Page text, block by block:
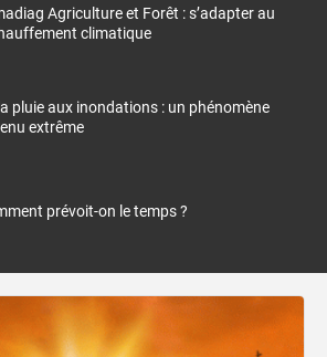
Agriculture et Forêt : s’adapter au
climatique
pluie aux inondations : un phénomène
extrême
prévoit-on le temps ?